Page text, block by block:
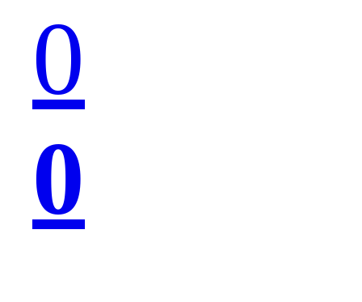
万
分，
0
0